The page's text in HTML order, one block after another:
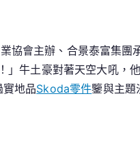
協會主辦、合景泰富集
」牛土豪對著天空大吼，
地品Skoda零件鑒與主題